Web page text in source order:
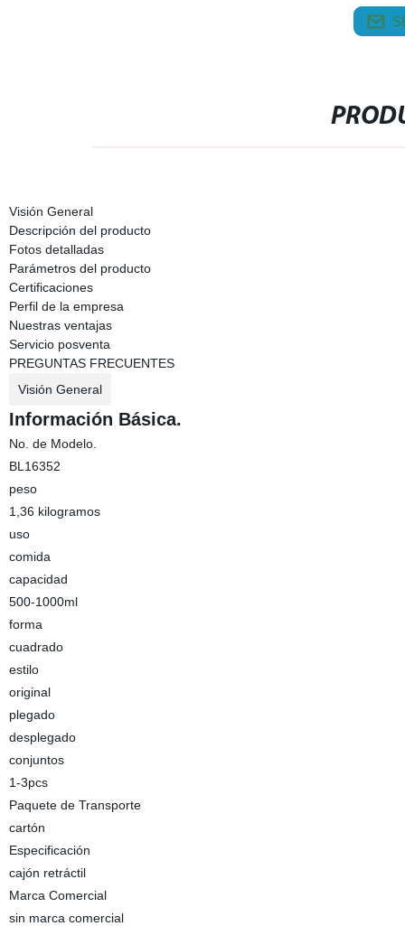
Visión General
Descripción del producto
Fotos detalladas
Parámetros del producto
Certificaciones
Perfil de la empresa
Nuestras ventajas
Servicio posventa
PREGUNTAS FRECUENTES
Visión General
Información Básica.
No. de Modelo.
BL16352
peso
1,36 kilogramos
uso
comida
capacidad
500-1000ml
forma
cuadrado
estilo
original
plegado
desplegado
conjuntos
1-3pcs
Paquete de Transporte
cartón
Especificación
cajón retráctil
Marca Comercial
sin marca comercial